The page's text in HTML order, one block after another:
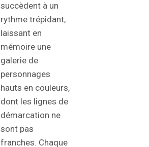
succèdent à un
rythme trépidant,
laissant en
mémoire une
galerie de
personnages
hauts en couleurs,
dont les lignes de
démarcation ne
sont pas
franches. Chaque